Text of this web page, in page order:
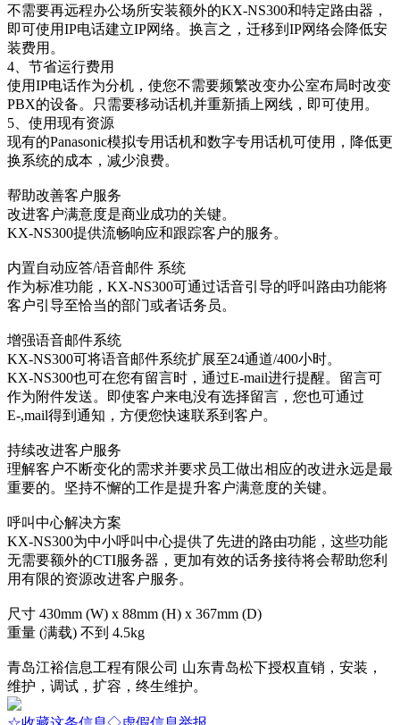
不需要再远程办公场所安装额外的KX-NS300和特定路由器，
即可使用IP电话建立IP网络。换言之，迁移到IP网络会降低安
装费用。
4、节省运行费用
使用IP电话作为分机，使您不需要频繁改变办公室布局时改变
PBX的设备。只需要移动话机并重新插上网线，即可使用。
5、使用现有资源
现有的Panasonic模拟专用话机和数字专用话机可使用，降低更
换系统的成本，减少浪费。
帮助改善客户服务
改进客户满意度是商业成功的关键。
KX-NS300提供流畅响应和跟踪客户的服务。
内置自动应答/语音邮件 系统
作为标准功能，KX-NS300可通过话音引导的呼叫路由功能将
客户引导至恰当的部门或者话务员。
增强语音邮件系统
KX-NS300可将语音邮件系统扩展至24通道/400小时。
KX-NS300也可在您有留言时，通过E-mail进行提醒。留言可
作为附件发送。即使客户来电没有选择留言，您也可通过
E-,mail得到通知，方便您快速联系到客户。
持续改进客户服务
理解客户不断变化的需求并要求员工做出相应的改进永远是最
重要的。坚持不懈的工作是提升客户满意度的关键。
呼叫中心解决方案
KX-NS300为中小呼叫中心提供了先进的路由功能，这些功能
无需要额外的CTI服务器，更加有效的话务接待将会帮助您利
用有限的资源改进客户服务。
尺寸 430mm (W) x 88mm (H) x 367mm (D)
重量 (满载) 不到 4.5kg
青岛江裕信息工程有限公司 山东青岛松下授权直销，安装，
维护，调试，扩容，终生维护。